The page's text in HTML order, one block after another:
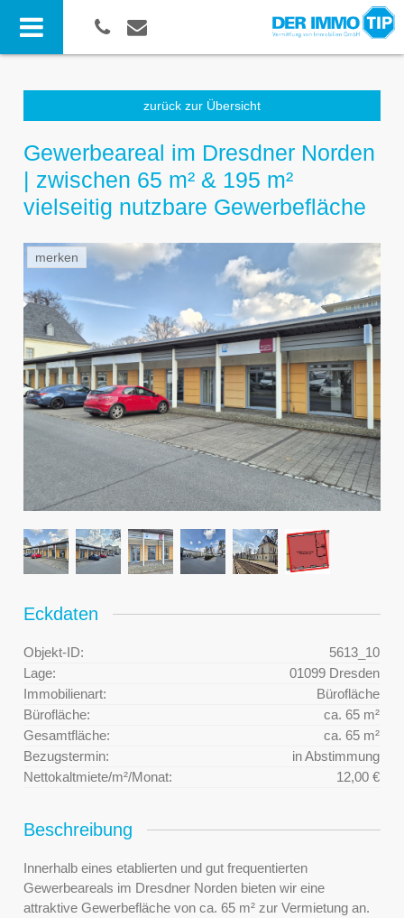
zurück zur Übersicht
Gewerbeareal im Dresdner Norden
| zwischen 65 m² & 195 m²
vielseitig nutzbare Gewerbefläche
merken
Eckdaten
Objekt-ID:
5613_10
Lage:
01099 Dresden
Immobilienart:
Bürofläche
Bürofläche:
ca. 65 m²
Gesamtfläche:
ca. 65 m²
Bezugstermin:
in Abstimmung
Nettokaltmiete/m²/Monat:
12,00 €
Beschreibung
Innerhalb eines etablierten und gut frequentierten
Gewerbeareals im Dresdner Norden bieten wir eine
attraktive Gewerbefläche von ca. 65 m² zur Vermietung an.